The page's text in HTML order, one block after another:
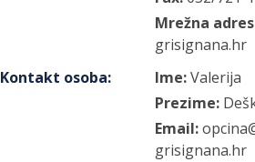
Mrežna
grisignana.hr
Kontakt osoba: Ime:Valerija
Prezime:
Email:
grisignana.hr